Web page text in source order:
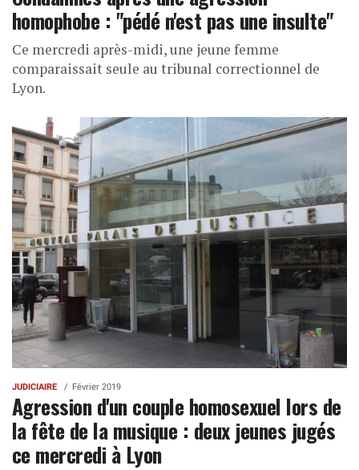
homophobe : "pédé n'est pas une insulte"
Ce mercredi après-midi, une jeune femme
comparaissait seule au tribunal correctionnel de
Lyon.
JUDICIAIRE Février 2019
Agression d'un couple homosexuel lors de
la fête de la musique : deux jeunes jugés
ce mercredi à Lyon